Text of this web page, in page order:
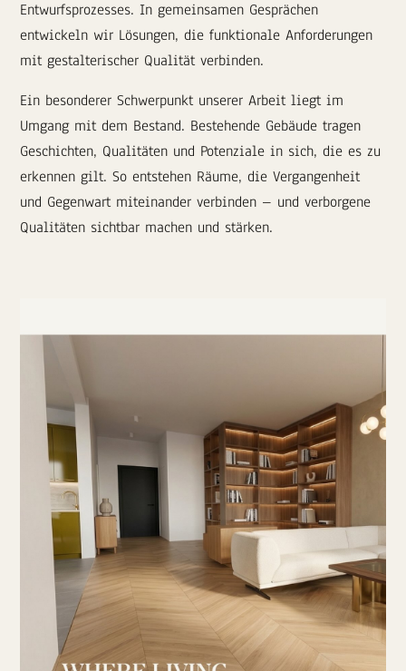
Entwurfsprozesses. In gemeinsamen Gesprächen
entwickeln wir Lösungen, die funktionale Anforderungen
mit gestalterischer Qualität verbinden.
Ein besonderer Schwerpunkt unserer Arbeit liegt im
Umgang mit dem Bestand. Bestehende Gebäude tragen
Geschichten, Qualitäten und Potenziale in sich, die es zu
erkennen gilt. So entstehen Räume, die Vergangenheit
und Gegenwart miteinander verbinden – und verborgene
Qualitäten sichtbar machen und stärken.